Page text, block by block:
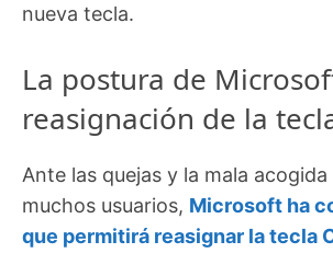
nueva tecla.
La postura de
reasignación de la
Ante las quejas y la mala
muchos usuarios, Microsoft ha
que permitirá reasignar la tecla